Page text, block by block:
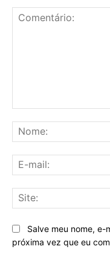
Salve meu nome,
próxima vez que eu